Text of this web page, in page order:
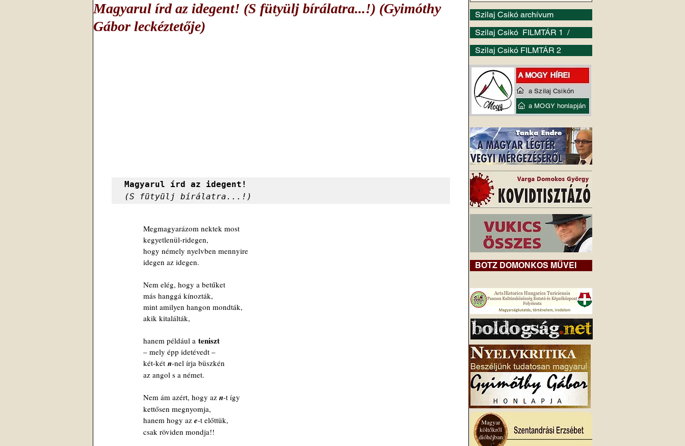
Magyarul írd az idegent! (S fütyülj bírálatra...!) (Gyimóthy
Gábor leckéztetője)
Magyarul írd az idegent!
(S fütyülj bírálatra...!)
Megmagyarázom nektek most
kegyetlenül-ridegen,
hogy némely nyelvben mennyire
idegen az idegen.
Nem elég, hogy a betűket
más hanggá kínozták,
mint amilyen hangon mondták,
akik kitalálták,
hanem például a teniszt
– mely épp idetévedt –
két-két n-nel írja büszkén
az angol s a német.
Nem ám azért, hogy az n-t így
kettősen megnyomja,
hanem hogy az e-t előttük,
csak röviden mondja!!
Szilaj Csikó archívum
Szilaj Csikó FILMTÁR 1 /
Szilaj Csikó FILMTÁR 2
BOTZ DOMONKOS MŰVEI
a Szilaj Csikón
a MOGY honlapján